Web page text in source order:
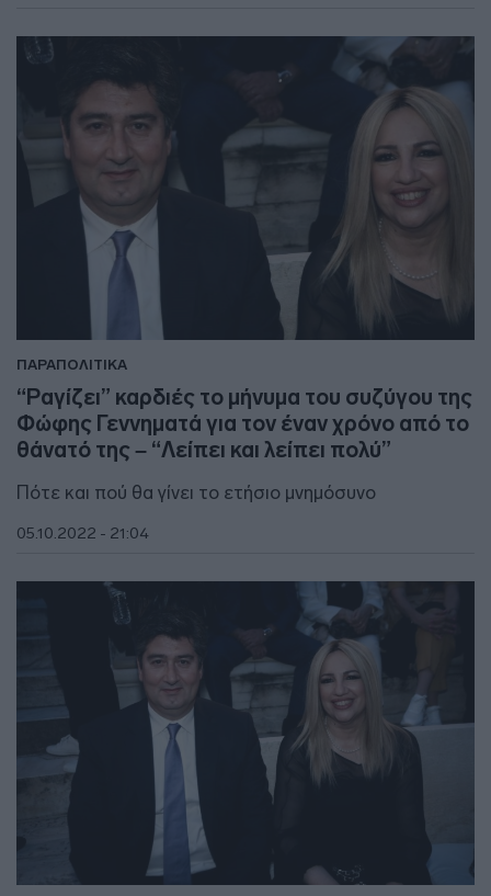
ΠΑΡΑΠΟΛΙΤΙΚΑ
“Ραγίζει” καρδιές το μήνυμα του συζύγου της
Φώφης Γεννηματά για τον έναν χρόνο από το
θάνατό της – “Λείπει και λείπει πολύ”
Πότε και πού θα γίνει το ετήσιο μνημόσυνο
05.10.2022 - 21:04